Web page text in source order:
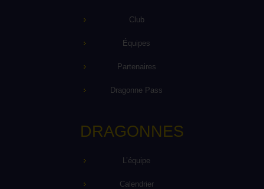
Club
Équipes
Partenaires
Dragonne Pass
DRAGONNES
L’équipe
Calendrier